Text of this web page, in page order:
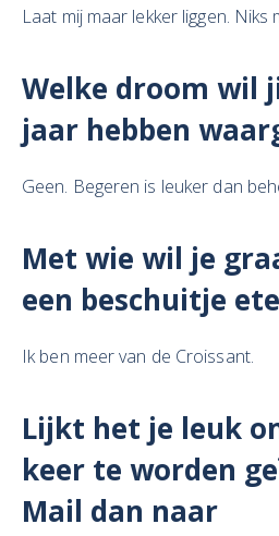
Laat mij maar lekker liggen. Niks
Welke droom wil
jaar hebben
Geen. Begeren is leuker dan
Met wie wil je
een beschuitje
Ik ben meer van de Croissant.
Lijkt het je leuk
keer te worden
Mail dan naar